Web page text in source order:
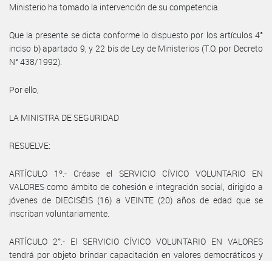
Ministerio ha tomado la intervención de su competencia.
Que la presente se dicta conforme lo dispuesto por los artículos 4°
inciso b) apartado 9, y 22 bis de Ley de Ministerios (T.O. por Decreto
N° 438/1992).
Por ello,
LA MINISTRA DE SEGURIDAD
RESUELVE:
ARTÍCULO 1º.- Créase el SERVICIO CÍVICO VOLUNTARIO EN
VALORES como ámbito de cohesión e integración social, dirigido a
jóvenes de DIECISÉIS (16) a VEINTE (20) años de edad que se
inscriban voluntariamente.
ARTÍCULO 2°.- El SERVICIO CÍVICO VOLUNTARIO EN VALORES
tendrá por objeto brindar capacitación en valores democráticos y